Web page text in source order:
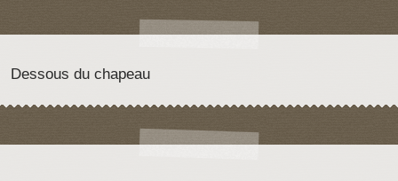
Dessous du chapeau